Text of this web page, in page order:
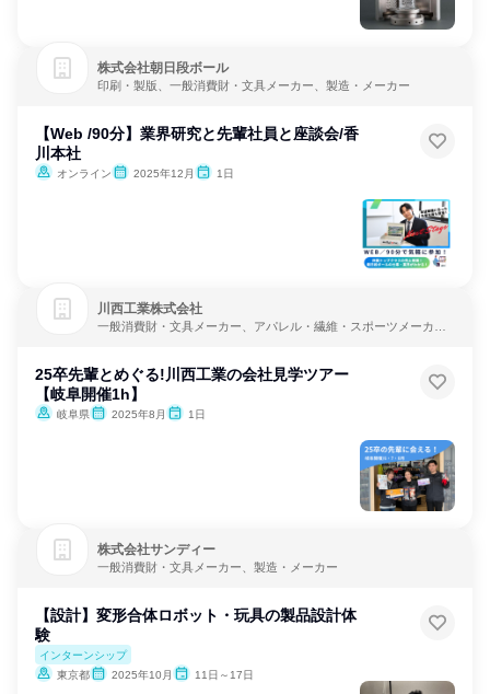
株式会社朝日段ボール
印刷・製版、一般消費財・文具メーカー、製造・メーカー
【Web /90分】業界研究と先輩社員と座談会/香
川本社
オンライン 2025年12月 1日
川西工業株式会社
一般消費財・文具メーカー、アパレル・繊維・スポーツメーカ
25卒先輩とめぐる!川西工業の会社見学ツアー
【岐阜開催1h】
岐阜県 2025年8月 1日
株式会社サンディー
一般消費財・文具メーカー、製造・メーカー
【設計】変形合体ロボット・玩具の製品設計体
験
インターンシップ
東京都
2025年10月 11日～17日